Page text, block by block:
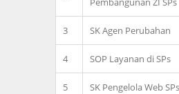
3 SK Agen Perubahan
4 SOP Layanan di SPs
5 SK Pengelola Web SPs